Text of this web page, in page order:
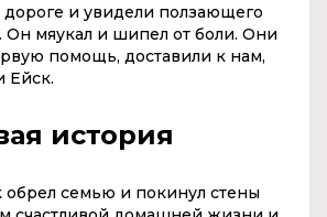
и увидели ползающего
Он мяукал и шипел от боли. Они
помощь, доставили к нам,
Ейск.
история
семью и покинул стены